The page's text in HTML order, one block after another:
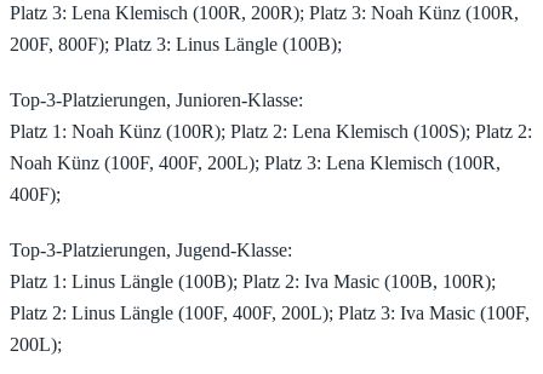
Platz 3: Lena Klemisch (100R, 200R); Platz 3: Noah Künz (100R,
200F, 800F); Platz 3: Linus Längle (100B);
Top-3-Platzierungen, Junioren-Klasse:
Platz 1: Noah Künz (100R); Platz 2: Lena Klemisch (100S); Platz 2:
Noah Künz (100F, 400F, 200L); Platz 3: Lena Klemisch (100R,
400F);
Top-3-Platzierungen, Jugend-Klasse:
Platz 1: Linus Längle (100B); Platz 2: Iva Masic (100B, 100R);
Platz 2: Linus Längle (100F, 400F, 200L); Platz 3: Iva Masic (100F,
200L);